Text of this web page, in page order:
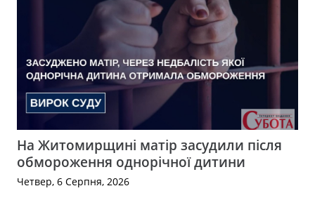
На Житомирщині матір засудили після
обмороження однорічної дитини
Четвер, 6 Серпня, 2026